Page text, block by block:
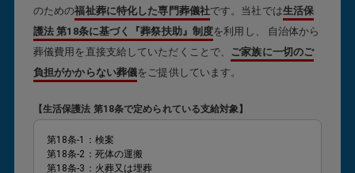
のための福祉葬に特化した専門葬儀社です。当社では生活保
護法 第18条に基づく『葬祭扶助』制度を利用し、 自治体から
葬儀費用を直接支給していただくことで、 ご家族に一切のご
負担がかからない葬儀をご提供しています。
【生活保護法 第18条で定められている支給対象】
第18条-1：検案
第18条-2：死体の運搬
第18条-3：火葬又は埋葬